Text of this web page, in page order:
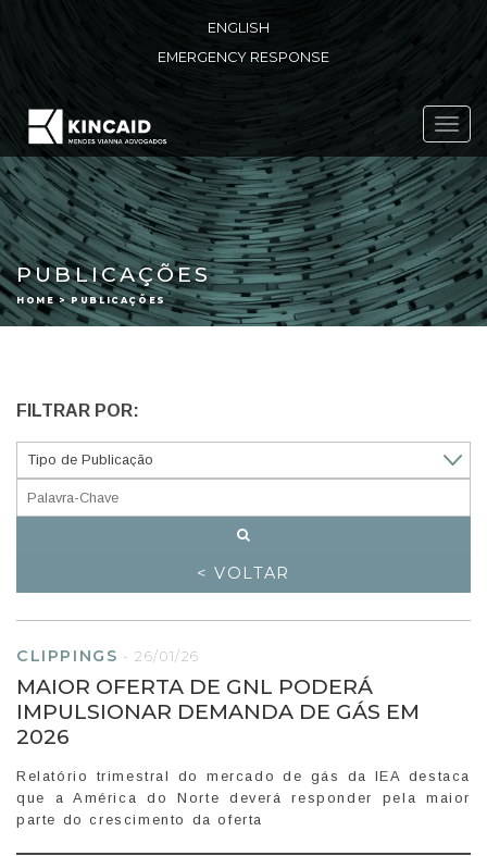
ENGLISH
EMERGENCY RESPONSE
PUBLICAÇÕES
HOME > PUBLICAÇÕES
FILTRAR POR:
< VOLTAR
CLIPPINGS - 26/01/26
MAIOR OFERTA DE GNL PODERÁ
IMPULSIONAR DEMANDA DE GÁS EM
2026
Relatório trimestral do mercado de gás da IEA destaca
que a América do Norte deverá responder pela maior
parte do crescimento da oferta